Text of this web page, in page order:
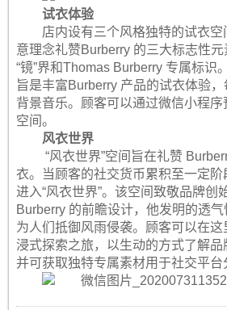
试衣体验
店内设有三个风格独特的试衣空
意理念礼赞Burberry 的三大标志性
“镜”界和Thomas Burberry 专属标识
旨是丰富Burberry 产品的试衣体验
背景音乐。顾客可以通过微信小程
空间。
风衣世界
“风衣世界”空间旨在礼赞
衣。当顾客的社交货币累积至一定
进入“风衣世界”。该空间致敬品牌创
Burberry 的前瞻设计，他发明的透
为人们抵御风雨侵袭。顾客可以在
浸式探索之旅，以生动的方式了解品
并可获取独特专属素材用于社交平台